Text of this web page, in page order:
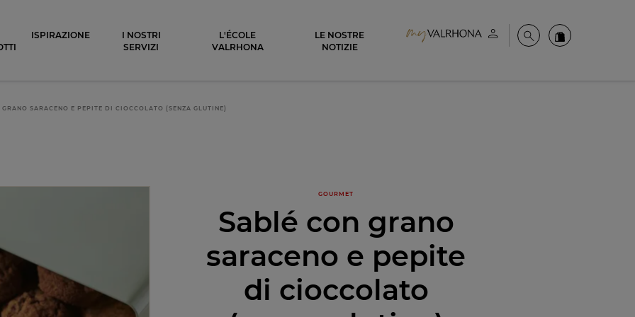
Il mio accountCercaOrdinate i
ISPIRAZIONE
I NOSTRI
SERVIZI
L'ÉCOLE
VALRHONA
LE NOSTRE
NOTIZIE
GRANO SARACENO E PEPITE DI CIOCCOLATO (SENZA GLUTINE)
GOURMET
Sablé con grano
saraceno e pepite
di cioccolato